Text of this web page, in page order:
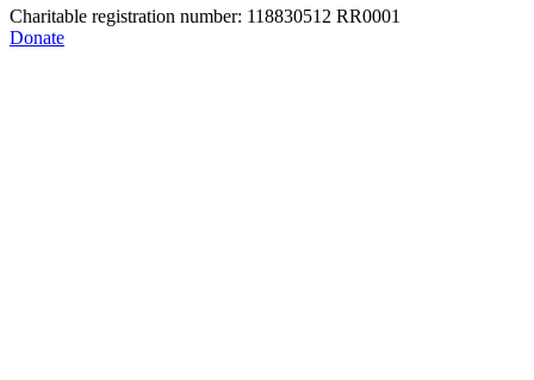
Charitable registration number: 118830512 RR0001
Donate